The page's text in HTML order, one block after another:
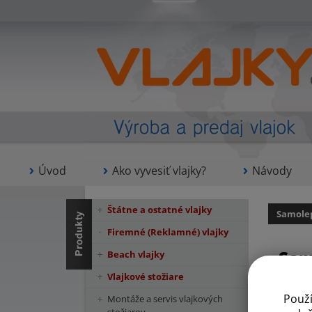
Úvod Ako vyvesiť vlajky? Návody
Štátne a ostatné vlajky
Firemné (Reklamné) vlajky
Beach vlajky
Vlajkové stožiare
Montáže a servis vlajkových